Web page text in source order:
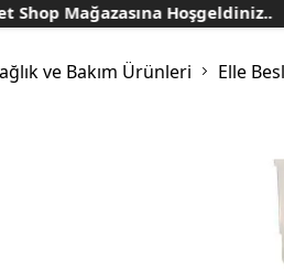
Kafes Aksesuarları
Yemlikler
Kedi Kumları
Konserve Mamalar
Mağazasına Hoşgeldiniz..
ve Bakım Ürünleri Elle